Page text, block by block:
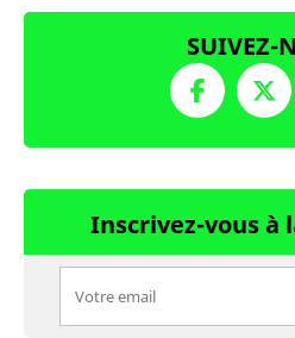
SUIVEZ-
Inscrivez-vous à